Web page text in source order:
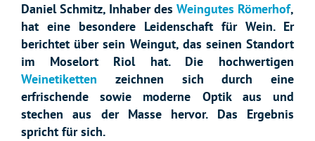
Daniel Schmitz, Inhaber des Weingutes Römerhof,
hat eine besondere Leidenschaft für Wein. Er
berichtet über sein Weingut, das seinen Standort
im Moselort Riol hat. Die hochwertigen
Weinetiketten zeichnen sich durch eine
erfrischende sowie moderne Optik aus und
stechen aus der Masse hervor. Das Ergebnis
spricht für sich.